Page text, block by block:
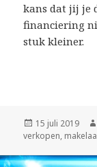
kans dat jij je
financiering
stuk kleiner.
Geplaatst
op
15 juli 2019
verkopen,